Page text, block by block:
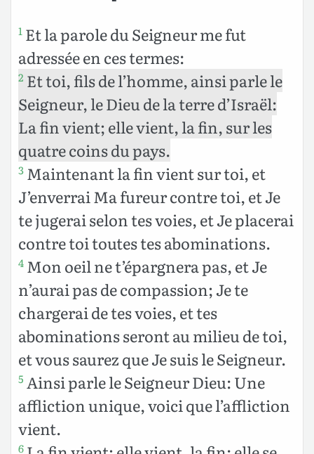
1 Et la parole du Seigneur me fut
adressée en ces termes:
2 Et toi, fils de l’homme, ainsi parle le
Seigneur, le Dieu de la terre d’Israël:
La fin vient; elle vient, la fin, sur les
quatre coins du pays.
3 Maintenant la fin vient sur toi, et
J’enverrai Ma fureur contre toi, et Je
te jugerai selon tes voies, et Je placerai
contre toi toutes tes abominations.
4 Mon oeil ne t’épargnera pas, et Je
n’aurai pas de compassion; Je te
chargerai de tes voies, et tes
abominations seront au milieu de toi,
et vous saurez que Je suis le Seigneur.
5 Ainsi parle le Seigneur Dieu: Une
affliction unique, voici que l’affliction
vient.
6